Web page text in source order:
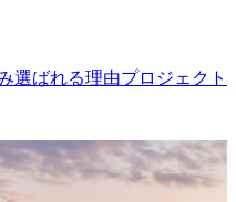
選ばれる理由プロジェクト